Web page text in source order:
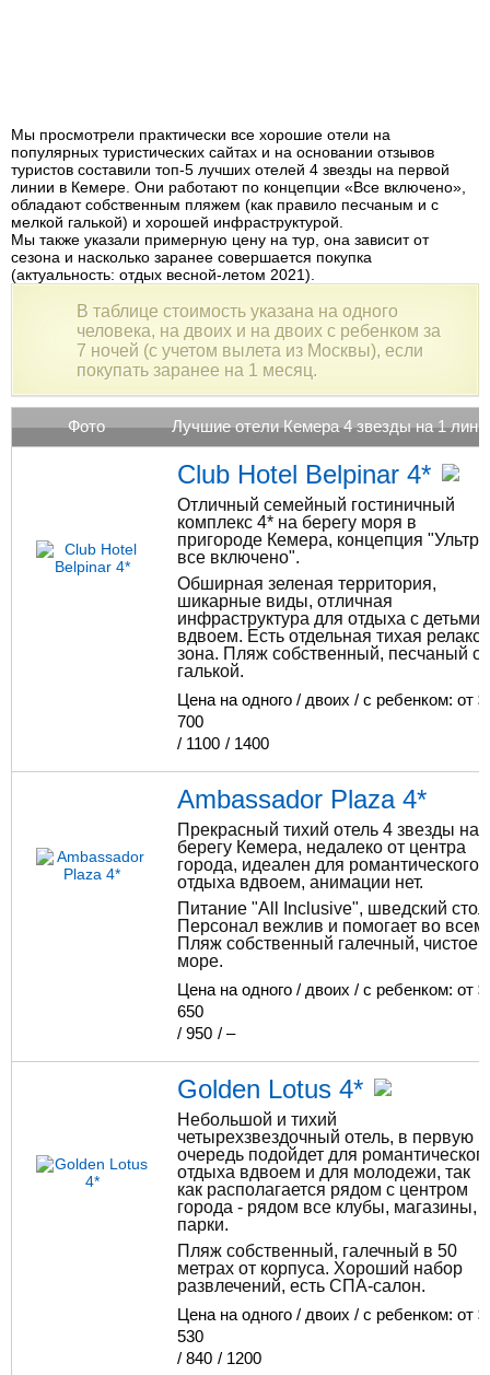
Мы просмотрели практически все хорошие отели на
популярных туристических сайтах и на основании отзывов
туристов составили топ-5 лучших отелей 4 звезды на первой
линии в Кемере. Они работают по концепции «Все включено»,
обладают собственным пляжем (как правило песчаным и с
мелкой галькой) и хорошей инфраструктурой.
Мы также указали примерную цену на тур, она зависит от
сезона и насколько заранее совершается покупка
(актуальность: отдых весной-летом 2021).
В таблице стоимость указана на одного
человека, на двоих и на двоих с ребенком за
7 ночей (с учетом вылета из Москвы), если
покупать заранее на 1 месяц.
Фото Лучшие отели Кемера 4 звезды на 1
Club Hotel Belpinar 4*
Отличный семейный гостиничный
комплекс 4* на берегу моря в
пригороде Кемера, концепция "Ультра
все включено".
Обширная зеленая территория,
шикарные виды, отличная
инфраструктура для отдыха с детьми
вдвоем. Есть отдельная тихая релакс-
зона. Пляж собственный, песчаный с
галькой.
Цена на одного / двоих / с ребенком: от $
700
/ 1100 / 1400
Ambassador Plaza 4*
Прекрасный тихий отель 4 звезды на
берегу Кемера, недалеко от центра
города, идеален для романтического
отдыха вдвоем, анимации нет.
Питание "All Inclusive", шведский
Персонал вежлив и помогает во всем.
Пляж собственный галечный, чистое
море.
Цена на одного / двоих / с ребенком: от $
650
/ 950 / –
Golden Lotus 4*
Небольшой и тихий
четырехзвездочный отель, в первую
очередь подойдет для
отдыха вдвоем и для молодежи, так
как располагается рядом с центром
города - рядом все клубы, магазины,
парки.
Пляж собственный, галечный в 50
метрах от корпуса. Хороший набор
развлечений, есть СПА-салон.
Цена на одного / двоих / с ребенком: от $
530
/ 840 / 1200